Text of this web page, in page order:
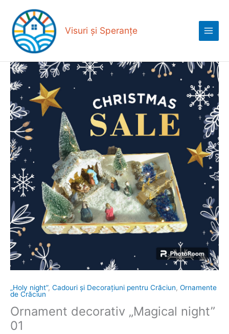
content
Visuri și Speranțe
Menu
„Holy night”, Cadouri și Decorațiuni pentru Crăciun, Ornamente
de Crăciun
Ornament decorativ „Magical night”
01